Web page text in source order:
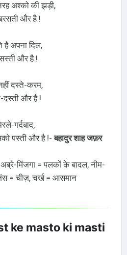
अश्को की झड़ी,
और है !
है अपना दिल,
और है !
दस्ते-करम,
और है !
गर्दबाद,
पस्ती और है !-बहादुर शाह जफ़र
अब्रे-मिंजगा = पलकों के बादल, नीम-
= चीज़, चर्ख = आसमान
ke masto ki masti